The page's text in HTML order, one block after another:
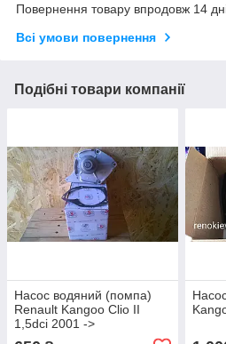
Повернення товару впродовж 14
Всі умови повернення
Подібні товари компанії
Насос водяний (помпа)
Renault Kangoo Clio II
1,5dci 2001 ->